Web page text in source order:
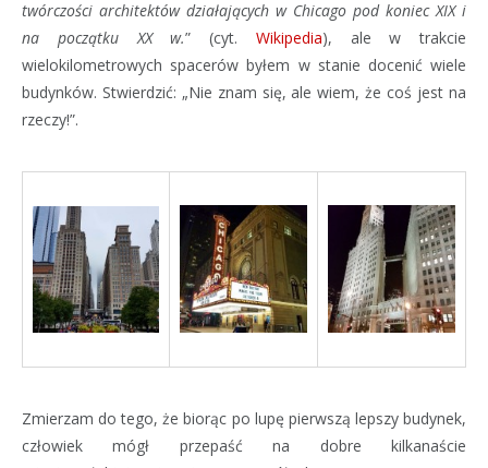
twórczości architektów działających w Chicago pod koniec XIX i
na początku XX w.” (cyt. Wikipedia), ale w trakcie
wielokilometrowych spacerów byłem w stanie docenić wiele
budynków. Stwierdzić: „Nie znam się, ale wiem, że coś jest na
rzeczy!”.
Zmierzam do tego, że biorąc po lupę pierwszą lepszy budynek,
człowiek mógł przepaść na dobre kilkanaście